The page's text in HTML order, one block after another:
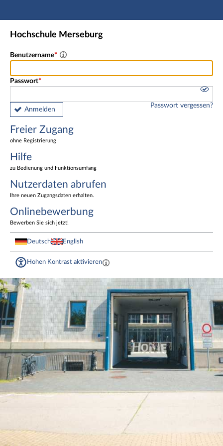
Hauptnavigation
Freier Zugang
Nutzerdaten abrufen
Fußzeile
Hochschule Merseburg
Benutzername
Passwort
Anmelden
Passwort vergessen?
Freier Zugang
ohne Registrierung
Hilfe
zu Bedienung und Funktionsumfang
Nutzerdaten abrufen
Ihre neuen Zugangsdaten erhalten.
Onlinebewerbung
Bewerben Sie sich jetzt!
Deutsch English
Hohen Kontrast aktivieren